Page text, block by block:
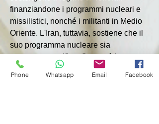
finanziandone i programmi nucleari e
missilistici, nonché i militanti in Medio
Oriente. L'Iran, tuttavia, sostiene che il
suo programma nucleare sia
puramente pacifico. Questa è la quarta
tornata di sanzioni statunitensi contro
le raffinerie cinesi coinvolte
Phone Whatsapp Email Facebook